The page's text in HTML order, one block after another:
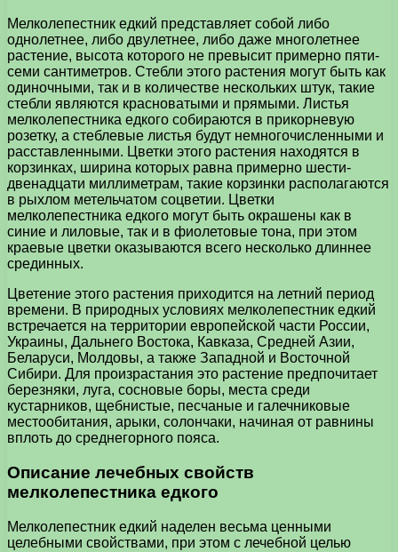
Мелколепестник едкий представляет собой либо
однолетнее, либо двулетнее, либо даже многолетнее
растение, высота которого не превысит примерно пяти-
семи сантиметров. Стебли этого растения могут быть как
одиночными, так и в количестве нескольких штук, такие
стебли являются красноватыми и прямыми. Листья
мелколепестника едкого собираются в прикорневую
розетку, а стеблевые листья будут немногочисленными и
расставленными. Цветки этого растения находятся в
корзинках, ширина которых равна примерно шести-
двенадцати миллиметрам, такие корзинки располагаются
в рыхлом метельчатом соцветии. Цветки
мелколепестника едкого могут быть окрашены как в
синие и лиловые, так и в фиолетовые тона, при этом
краевые цветки оказываются всего несколько длиннее
срединных.
Цветение этого растения приходится на летний период
времени. В природных условиях мелколепестник едкий
встречается на территории европейской части России,
Украины, Дальнего Востока, Кавказа, Средней Азии,
Беларуси, Молдовы, а также Западной и Восточной
Сибири. Для произрастания это растение предпочитает
березняки, луга, сосновые боры, места среди
кустарников, щебнистые, песчаные и галечниковые
местообитания, арыки, солончаки, начиная от равнины
вплоть до среднегорного пояса.
Описание лечебных свойств
мелколепестника едкого
Мелколепестник едкий наделен весьма ценными
целебными свойствами, при этом с лечебной целью